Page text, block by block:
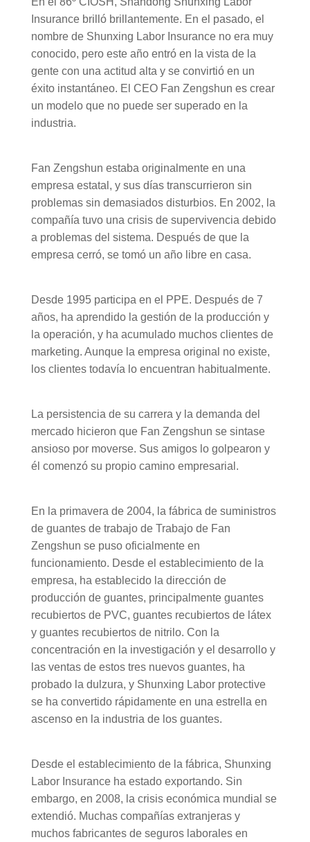
Insurance brilló brillantemente. En el pasado, el
nombre de Shunxing Labor Insurance no era muy
conocido, pero este año entró en la vista de la
gente con una actitud alta y se convirtió en un
éxito instantáneo. El CEO Fan Zengshun es crear
un modelo que no puede ser superado en la
industria.
Fan Zengshun estaba originalmente en una
empresa estatal, y sus días transcurrieron sin
problemas sin demasiados disturbios. En 2002, la
compañía tuvo una crisis de supervivencia debido
a problemas del sistema. Después de que la
empresa cerró, se tomó un año libre en casa.
Desde 1995 participa en el PPE. Después de 7
años, ha aprendido la gestión de la producción y
la operación, y ha acumulado muchos clientes de
marketing. Aunque la empresa original no existe,
los clientes todavía lo encuentran habitualmente.
La persistencia de su carrera y la demanda del
mercado hicieron que Fan Zengshun se sintase
ansioso por moverse. Sus amigos lo golpearon y
él comenzó su propio camino empresarial.
En la primavera de 2004, la fábrica de suministros
de guantes de trabajo de Trabajo de Fan
Zengshun se puso oficialmente en
funcionamiento. Desde el establecimiento de la
empresa, ha establecido la dirección de
producción de guantes, principalmente guantes
recubiertos de PVC, guantes recubiertos de látex
y guantes recubiertos de nitrilo. Con la
concentración en la investigación y el desarrollo y
las ventas de estos tres nuevos guantes, ha
probado la dulzura, y Shunxing Labor protective
se ha convertido rápidamente en una estrella en
ascenso en la industria de los guantes.
Desde el establecimiento de la fábrica, Shunxing
Labor Insurance ha estado exportando. Sin
embargo, en 2008, la crisis económica mundial se
extendió. Muchas compañías extranjeras y
muchos fabricantes de seguros laborales en